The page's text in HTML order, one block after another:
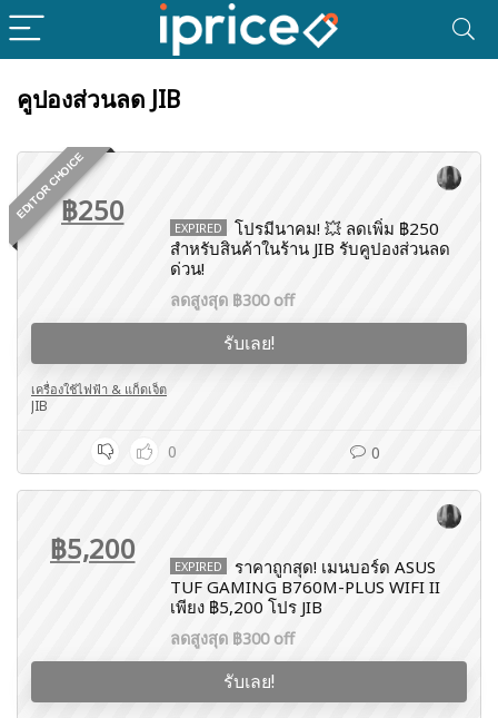
คูปองส่วนลด JIB
EDITOR CHOICE฿250 EXPIRED
โปรมีนาคม! 💥 ลดเพิ่ม ฿250
สำหรับสินค้าในร้าน JIB รับคูปองส่วนลด
ด่วน!
ลดสูงสุด ฿300 off
รับเลย!
เครื่องใช้ไฟฟ้า & แก็ดเจ็ต
JIB
0 0
฿5,200 EXPIRED
ราคาถูกสุด! เมนบอร์ด ASUS
TUF GAMING B760M-PLUS WIFI II
เพียง ฿5,200 โปร JIB
ลดสูงสุด ฿300 off
รับเลย!